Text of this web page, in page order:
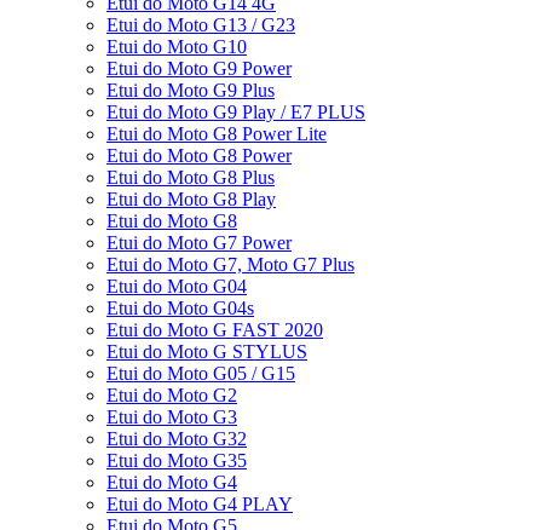
Etui do Moto G13 / G23
Etui do Moto G10
Etui do Moto G9 Power
Etui do Moto G9 Plus
Etui do Moto G9 Play / E7 PLUS
Etui do Moto G8 Power Lite
Etui do Moto G8 Power
Etui do Moto G8 Plus
Etui do Moto G8 Play
Etui do Moto G8
Etui do Moto G7 Power
Etui do Moto G7, Moto G7 Plus
Etui do Moto G04
Etui do Moto G04s
Etui do Moto G FAST 2020
Etui do Moto G STYLUS
Etui do Moto G05 / G15
Etui do Moto G2
Etui do Moto G3
Etui do Moto G32
Etui do Moto G35
Etui do Moto G4
Etui do Moto G4 PLAY
Etui do Moto G5